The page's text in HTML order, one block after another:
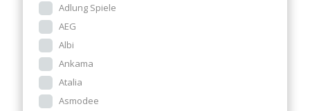
Adlung Spiele
AEG
Albi
Ankama
Atalia
Asmodee